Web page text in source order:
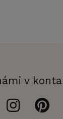
v